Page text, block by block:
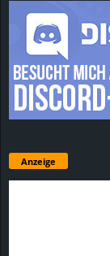
Anzeige